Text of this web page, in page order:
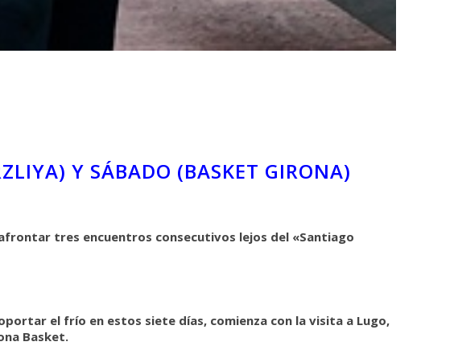
Y SÁBADO (BASKET GIRONA)
afrontar tres encuentros consecutivos lejos del «Santiago
el frío en estos siete días, comienza con la visita a Lugo,
Basket.